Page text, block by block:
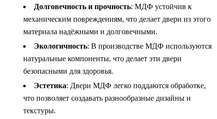
Долговечность и прочность: МДФ устойчив к
механическим повреждениям, что делает двери из этого
материала надёжными и долговечными.
Экологичность: В производстве МДФ используются
натуральные компоненты, что делает эти двери
безопасными для здоровья.
Эстетика: Двери МДФ легко поддаются обработке,
что позволяет создавать разнообразные дизайны и
текстуры.